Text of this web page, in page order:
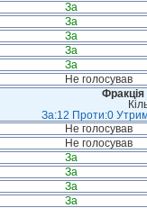
За
За
За
За
За
Не голосував
Фракція
За:12 Проти:0
Не голосував
Не голосував
За
За
За
За